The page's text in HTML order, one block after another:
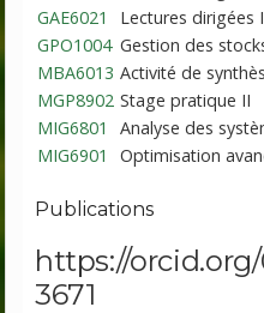
GAE6021
Lectures dirigées
GPO1004 Gestion des
MBA6013 Activité de
MGP8902 Stage pratique II
MIG6801
Analyse des
MIG6901
Optimisation
Publications
https://
3671